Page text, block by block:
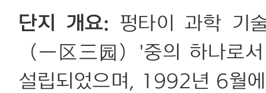
단지 개요: 펑타이 과학 기
（一区三园）'중의 하나로
설립되었으며, 1992년 6월